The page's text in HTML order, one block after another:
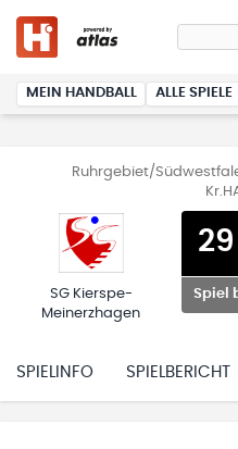
MEIN HANDBALL ALLE SPIELE
Ruhrgebiet/
SG Kierspe-
Meinerzhagen
29
Spiel
SPIELINFO SPIELBERICHT